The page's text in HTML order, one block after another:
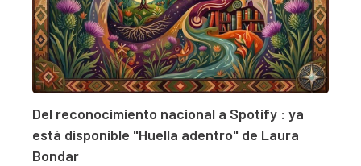
Del reconocimiento nacional a Spotify : ya
está disponible "Huella adentro" de Laura
Bondar